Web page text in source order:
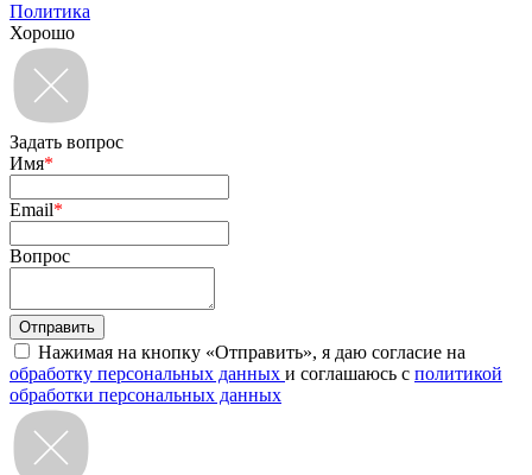
Политика
Хорошо
Задать вопрос
Имя*
Email*
Вопрос
Нажимая на кнопку «Отправить», я даю согласие на
обработку персональных данных и соглашаюсь с политикой
обработки персональных данных